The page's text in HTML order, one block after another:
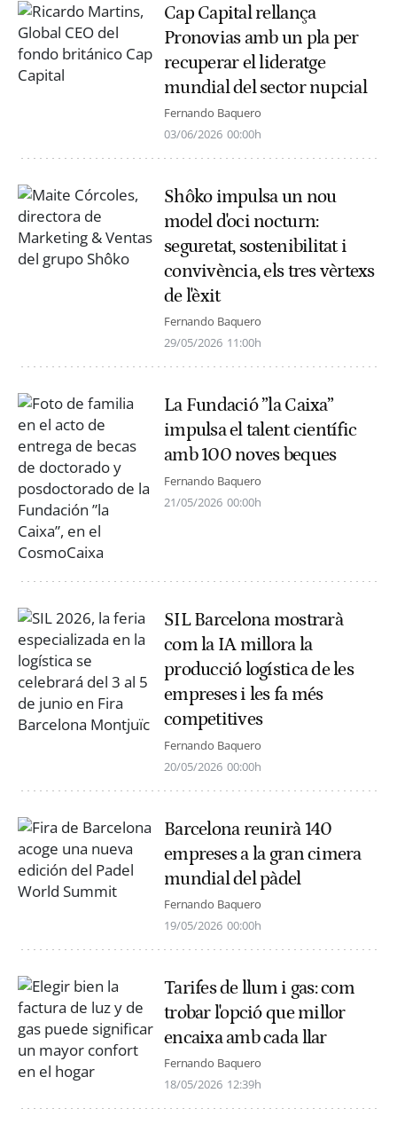
Cap Capital rellança
Pronovias amb un pla per
recuperar el lideratge
mundial del sector nupcial
Fernando Baquero
03/06/2026 00:00h
Shôko impulsa un nou
model d'oci nocturn:
seguretat, sostenibilitat i
convivència, els tres vèrtexs
de l'èxit
Fernando Baquero
29/05/2026 11:00h
La Fundació ”la Caixa”
impulsa el talent científic
amb 100 noves beques
Fernando Baquero
21/05/2026 00:00h
SIL Barcelona mostrarà
com la IA millora la
producció logística de les
empreses i les fa més
competitives
Fernando Baquero
20/05/2026 00:00h
Barcelona reunirà 140
empreses a la gran cimera
mundial del pàdel
Fernando Baquero
19/05/2026 00:00h
Tarifes de llum i gas: com
trobar l'opció que millor
encaixa amb cada llar
Fernando Baquero
18/05/2026 12:39h